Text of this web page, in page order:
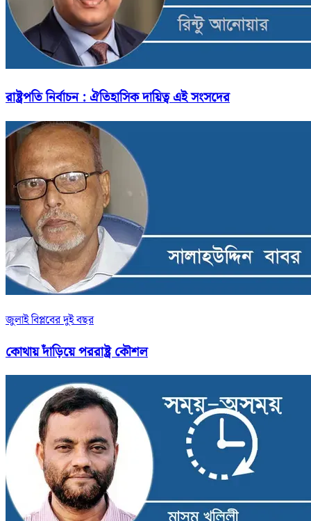
রাষ্ট্রপতি নির্বাচন : ঐতিহাসিক দায়িত্ব এই সংসদের
জুলাই বিপ্লবের দুই বছর
কোথায় দাঁড়িয়ে পররাষ্ট্র কৌশল